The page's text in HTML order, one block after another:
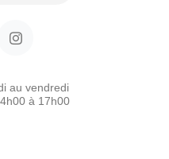
au vendredi
à 17h00